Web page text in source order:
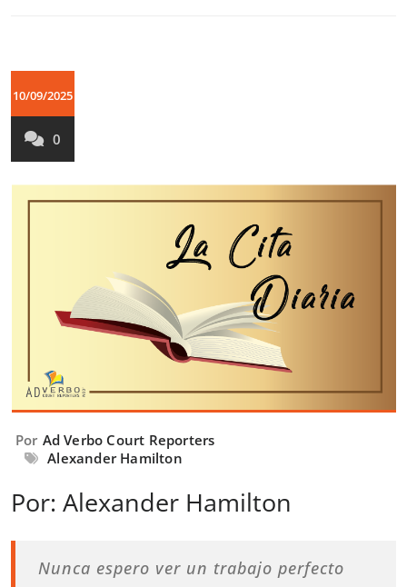
10/09/2025
0
Por Ad Verbo Court Reporters
Alexander Hamilton
Por: Alexander Hamilton
Nunca espero ver un trabajo perfecto